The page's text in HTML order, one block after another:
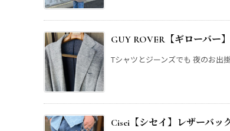
GUY ROVER【ギローバー
Tシャツとジーンズでも 夜のお出
Cisei【シセイ】レザーバッ